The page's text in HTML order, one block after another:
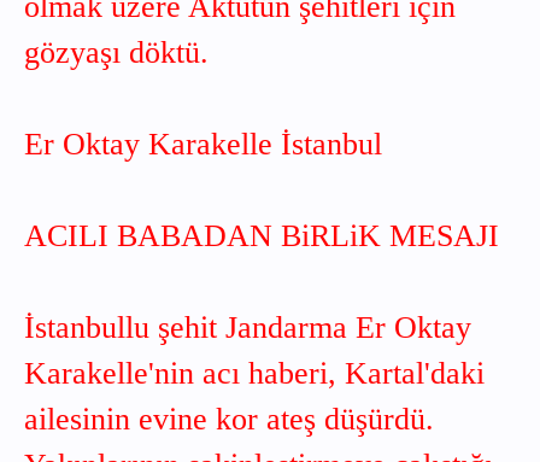
gözyaşı döktü.
Er Oktay Karakelle İstanbul
ACILI BABADAN BiRLiK MESAJI
İstanbullu şehit Jandarma Er Oktay
Karakelle'nin acı haberi, Kartal'daki
ailesinin evine kor ateş düşürdü.